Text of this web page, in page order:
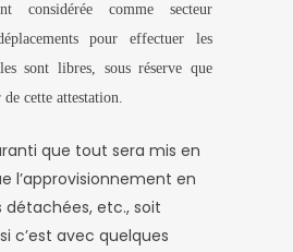
considérée comme secteur
pour effectuer les
sont libres, sous réserve que
cette attestation.
que tout sera mis en
l’approvisionnement en
détachées, etc., soit
c’est avec quelques